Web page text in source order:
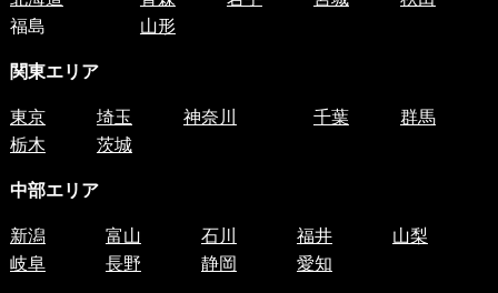
福島
山形
関東エリア
東京 埼玉 神奈川 千葉
群馬
栃木
茨城
中部エリア
新潟 富山 石川 福井
山梨
岐阜
長野 静岡 愛知